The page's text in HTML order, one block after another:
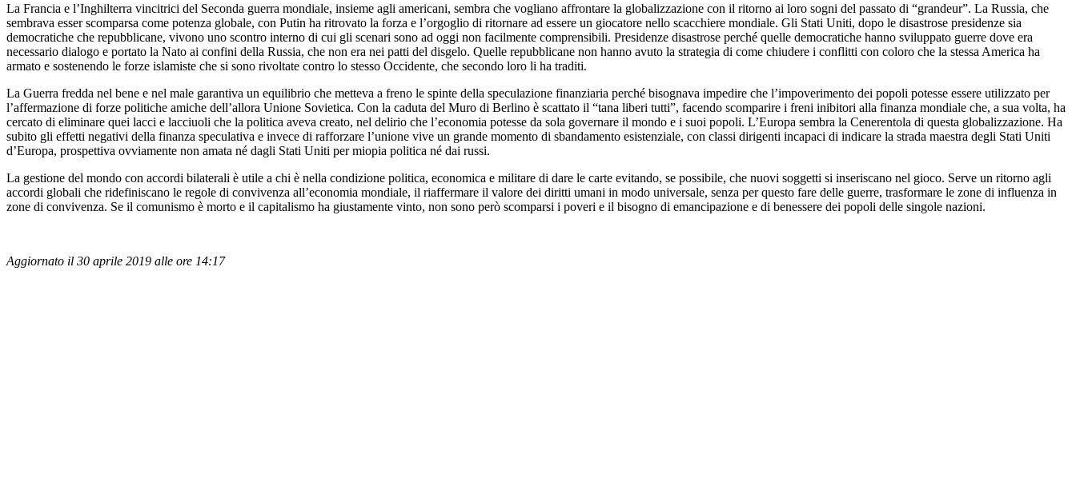
La Francia e l’Inghilterra vincitrici del Seconda guerra mondiale, insieme agli americani, sembra che vogliano affrontare la globalizzazione con il ritorno ai loro sogni del passato di “grandeur”. La Russia, che
sembrava esser scomparsa come potenza globale, con Putin ha ritrovato la forza e l’orgoglio di ritornare ad essere un giocatore nello scacchiere mondiale. Gli Stati Uniti, dopo le disastrose presidenze sia
democratiche che repubblicane, vivono uno scontro interno di cui gli scenari sono ad oggi non facilmente comprensibili. Presidenze disastrose perché quelle democratiche hanno sviluppato guerre dove era
necessario dialogo e portato la Nato ai confini della Russia, che non era nei patti del disgelo. Quelle repubblicane non hanno avuto la strategia di come chiudere i conflitti con coloro che la stessa America ha
armato e sostenendo le forze islamiste che si sono rivoltate contro lo stesso Occidente, che secondo loro li ha traditi.
La Guerra fredda nel bene e nel male garantiva un equilibrio che metteva a freno le spinte della speculazione finanziaria perché bisognava impedire che l’impoverimento dei popoli potesse essere utilizzato per
l’affermazione di forze politiche amiche dell’allora Unione Sovietica. Con la caduta del Muro di Berlino è scattato il “tana liberi tutti”, facendo scomparire i freni inibitori alla finanza mondiale che, a sua volta, ha
cercato di eliminare quei lacci e lacciuoli che la politica aveva creato, nel delirio che l’economia potesse da sola governare il mondo e i suoi popoli. L’Europa sembra la Cenerentola di questa globalizzazione. Ha
subito gli effetti negativi della finanza speculativa e invece di rafforzare l’unione vive un grande momento di sbandamento esistenziale, con classi dirigenti incapaci di indicare la strada maestra degli Stati Uniti
d’Europa, prospettiva ovviamente non amata né dagli Stati Uniti per miopia politica né dai russi.
La gestione del mondo con accordi bilaterali è utile a chi è nella condizione politica, economica e militare di dare le carte evitando, se possibile, che nuovi soggetti si inseriscano nel gioco. Serve un ritorno agli
accordi globali che ridefiniscano le regole di convivenza all’economia mondiale, il riaffermare il valore dei diritti umani in modo universale, senza per questo fare delle guerre, trasformare le zone di influenza in
zone di convivenza. Se il comunismo è morto e il capitalismo ha giustamente vinto, non sono però scomparsi i poveri e il bisogno di emancipazione e di benessere dei popoli delle singole nazioni.
Aggiornato il 30 aprile 2019 alle ore 14:17